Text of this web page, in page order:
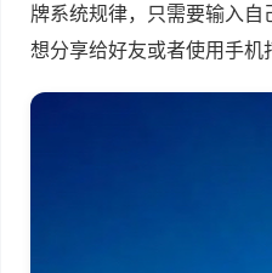
牌系统规律，只需要输入
想分享给好友或者使用手机